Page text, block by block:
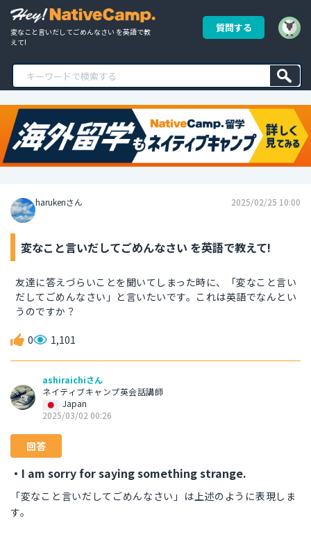
変なこと言いだしてごめんなさい を英語で教
えて!
質問する
harukenさん 2025/02/25 10:00
変なこと言いだしてごめんなさい を英語で教えて!
友達に答えづらいことを聞いてしまった時に、「変なこと言い
だしてごめんなさい」と言いたいです。これは英語でなんとい
うのですか？
0 1,101
ashiraichiさん
ネイティブキャンプ英会話講師
Japan
2025/03/02 00:26
回答
・I am sorry for saying something strange.
「変なこと言いだしてごめんなさい」は上述のように表現しま
す。